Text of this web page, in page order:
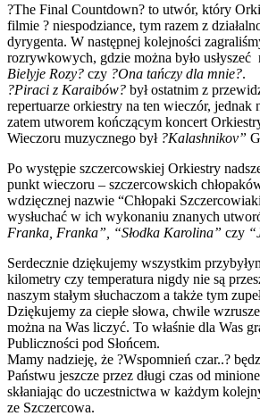
?The Final Countdown? to utwór, który
filmie ? niespodziance, tym razem z
dyrygenta. W następnej kolejności
rozrywkowych, gdzie można było
Bielyje Rozy? czy ?Ona tańczy dla mnie?.
?Piraci z Karaibów? był ostatnim z
repertuarze orkiestry na ten wieczór, jednak
zatem utworem kończącym koncert
Wieczoru muzycznego był ?Kalashnikov”
Po występie szczercowskiej Orkiestry
punkt wieczoru – szczercowskich
wdzięcznej nazwie “Chłopaki
wysłuchać w ich wykonaniu znanych
Franka, Franka”, “Słodka Karolina” czy
Serdecznie dziękujemy wszystkim
kilometry czy temperatura nigdy nie są
naszym stałym słuchaczom a także tym
Dziękujemy za ciepłe słowa, chwile
można na Was liczyć. To właśnie dla Was
Publiczności pod Słońcem.
Mamy nadzieję, że ?Wspomnień czar..?
Państwu jeszcze przez długi czas od
skłaniając do uczestnictwa w każdym
ze Szczercowa.